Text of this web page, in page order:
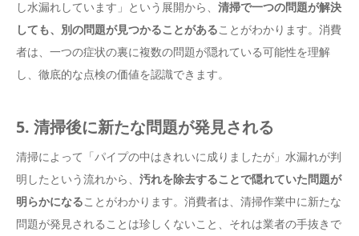
し水漏れしています」という展開から、 清掃で一つの問題が解決
しても、別の問題が見つかることがあることがわかります。消費
者は、一つの症状の裏に複数の問題が隠れている可能性を理解
し、徹底的な点検の価値を認識できます。
5. 清掃後に新たな問題が発見される
清掃によって「パイプの中はきれいに成りましたが」水漏れが判
明したという流れから、 汚れを除去することで隠れていた問題が
明らかになることがわかります。消費者は、清掃作業中に新たな
問題が発見されることは珍しくないこと、それは業者の手抜きで